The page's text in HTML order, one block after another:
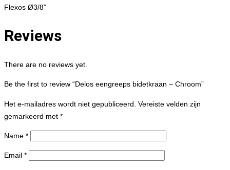
Flexos Ø3/8”
Reviews
There are no reviews yet.
Be the first to review “Delos eengreeps bidetkraan – Chroom”
Het e-mailadres wordt niet gepubliceerd. Vereiste velden zijn
gemarkeerd met *
Name *
Email *